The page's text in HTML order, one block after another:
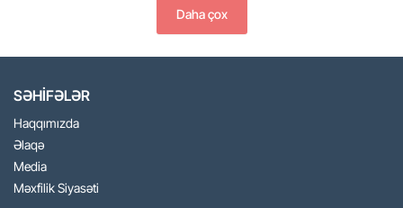
Daha çox
SƏHİFƏLƏR
Haqqımızda
Əlaqə
Media
Məxfilik Siyasəti